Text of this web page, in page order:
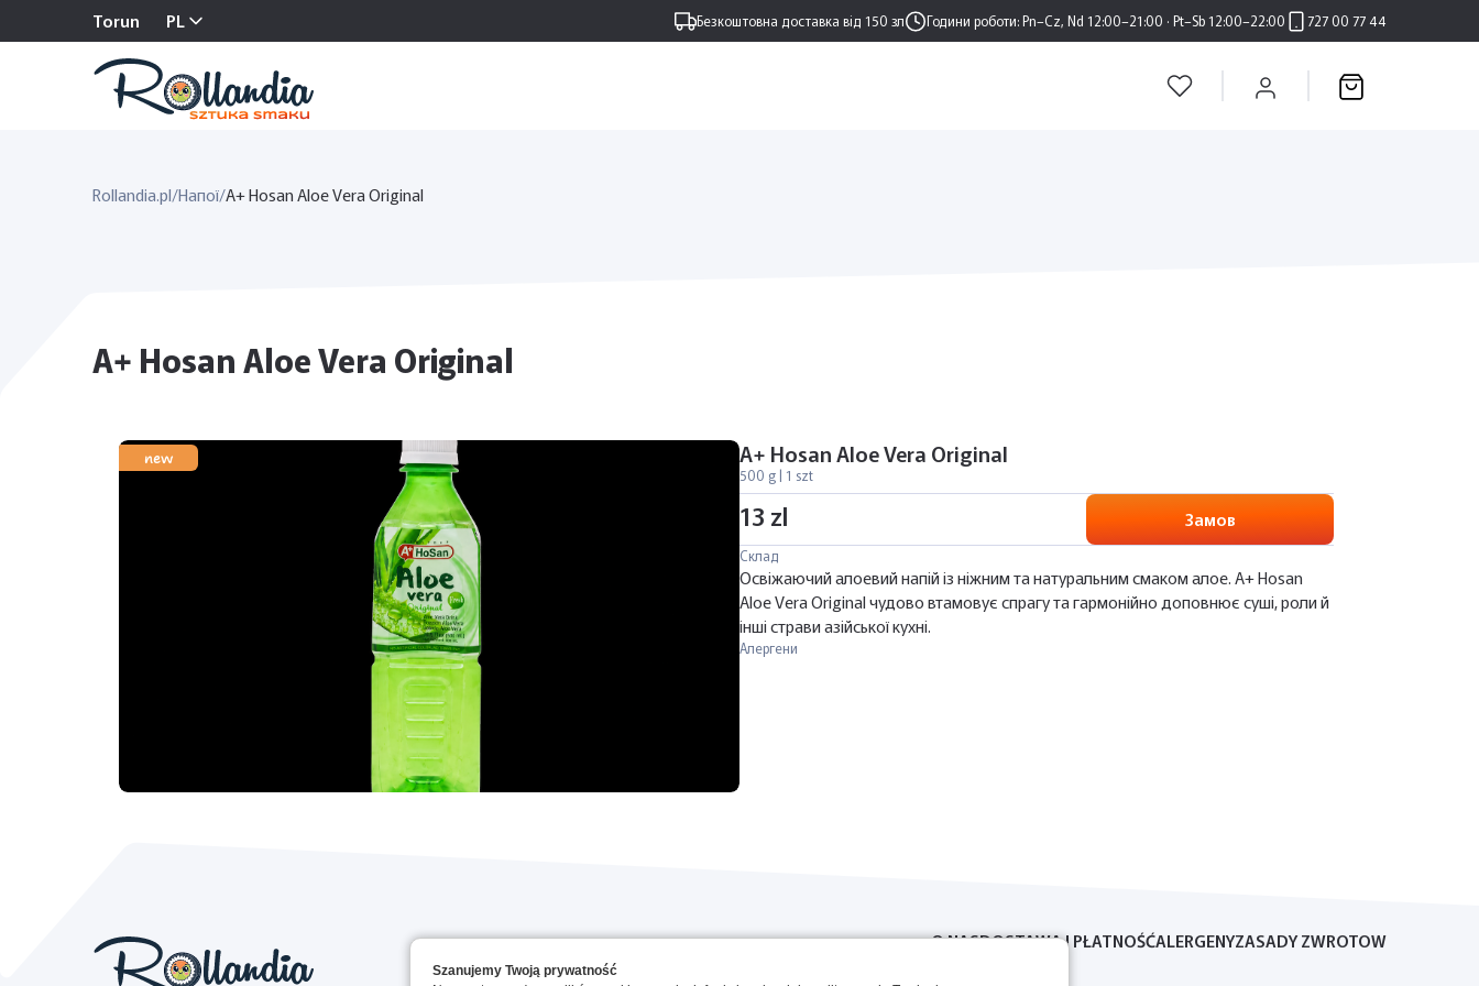
Torun PL Безкоштовна доставка від 150 зл Години роботи:Pn–Cz, Nd 12:00–21:00 · Pt–Sb 12:00–22:00 727 00 77 44
Rollandia.pl/Напої/A+ Hosan Aloe Vera Original
A+ Hosan Aloe Vera Original
new A+ Hosan Aloe Vera Original
500 g | 1 szt
13 zl Замов
Склад
Освіжаючий алоевий напій із ніжним та натуральним смаком алое. A+ Hosan
Aloe Vera Original чудово втамовує спрагу та гармонійно доповнює суші, роли й
інші страви азійської кухні.
Алергени
O NASDOSTAWA I PŁATNOŚĆALERGENYZASADY ZWROTOW
Szanujemy Twoją prywatność